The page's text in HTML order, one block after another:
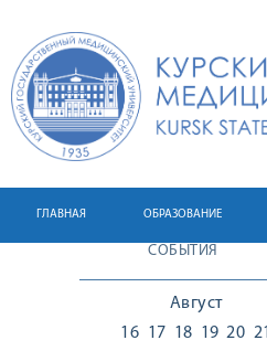
ГЛАВНАЯ ОБРАЗОВАНИЕ
СОБЫТИЯ
Август
16 17 18 19 20 21